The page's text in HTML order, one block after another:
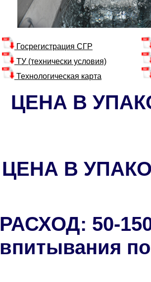
Госрегистрация СГР
ТУ (технически условия)
Технологическая карта
ЦЕНА В
ЦЕНА В
РАСХОД: 50-
впитывания